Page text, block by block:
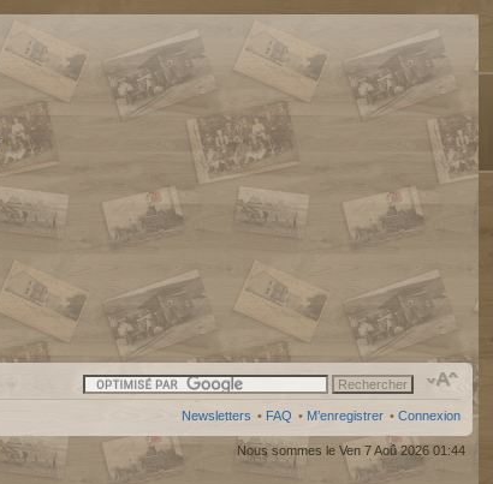
Newsletters • FAQ • M’enregistrer • Connexion
Nous sommes le Ven 7 Aoû 2026 01:44